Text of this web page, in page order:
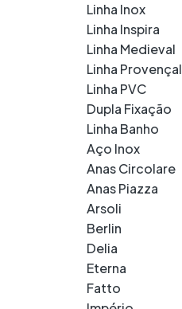
Linha Inox
Linha Inspira
Linha Medieval
Linha Provençal
Linha PVC
Dupla Fixação
Linha Banho
Aço Inox
Anas Circolare
Anas Piazza
Arsoli
Berlin
Delia
Eterna
Fatto